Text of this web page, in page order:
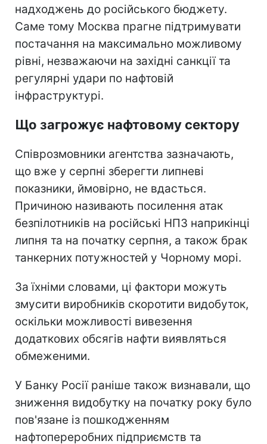
надходжень до російського бюджету.
Саме тому Москва прагне підтримувати
постачання на максимально можливому
рівні, незважаючи на західні санкції та
регулярні удари по нафтовій
інфраструктурі.
Що загрожує нафтовому сектору
Співрозмовники агентства зазначають,
що вже у серпні зберегти липневі
показники, ймовірно, не вдасться.
Причиною називають посилення атак
безпілотників на російські НПЗ наприкінці
липня та на початку серпня, а також брак
танкерних потужностей у Чорному морі.
За їхніми словами, ці фактори можуть
змусити виробників скоротити видобуток,
оскільки можливості вивезення
додаткових обсягів нафти виявляться
обмеженими.
У Банку Росії раніше також визнавали, що
зниження видобутку на початку року було
пов'язане із пошкодженням
нафтопереробних підприємств та